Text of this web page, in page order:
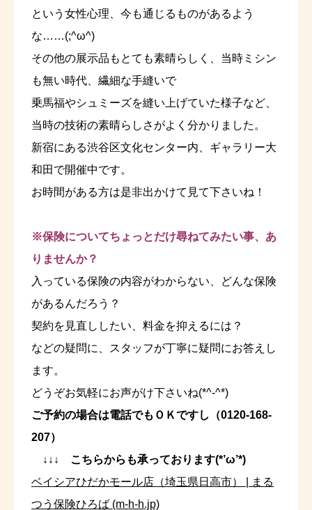
という女性心理、今も通じるものがあるよう
な……(;^ω^)
その他の展示品もとても素晴らしく、当時ミシン
も無い時代、繊細な手縫いで
乗馬福やシュミーズを縫い上げていた様子など、
当時の技術の素晴らしさがよく分かりました。
新宿にある渋谷区文化センター内、ギャラリー大
和田で開催中です。
お時間がある方は是非出かけて見て下さいね！
※保険についてちょっとだけ尋ねてみたい事、あ
りませんか？
入っている保険の内容がわからない、どんな保険
があるんだろう？
契約を見直ししたい、料金を抑えるには？
などの疑問に、スタッフが丁寧に疑問にお答えし
ます。
どうぞお気軽にお声がけ下さいね(*^-^*)
ご予約の場合は電話でもＯＫですし（0120-168-
207）
↓↓↓ こちらからも承っております(*’ω’*)
ベイシアひだかモール店（埼玉県日高市） | まる
つう保険ひろば (m-h-h.jp)